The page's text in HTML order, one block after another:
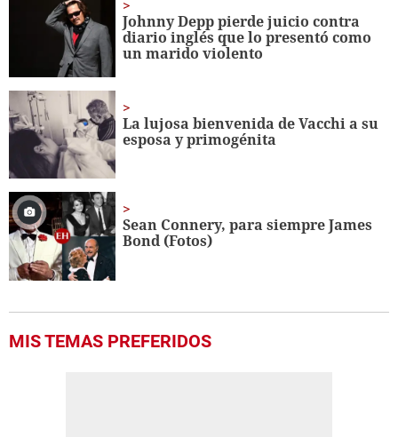
minute,
Johnny Depp pierde juicio contra
diario inglés que lo presentó como
un marido violento
La lujosa bienvenida de Vacchi a su
esposa y primogénita
Sean Connery, para siempre James
Bond (Fotos)
MIS TEMAS PREFERIDOS